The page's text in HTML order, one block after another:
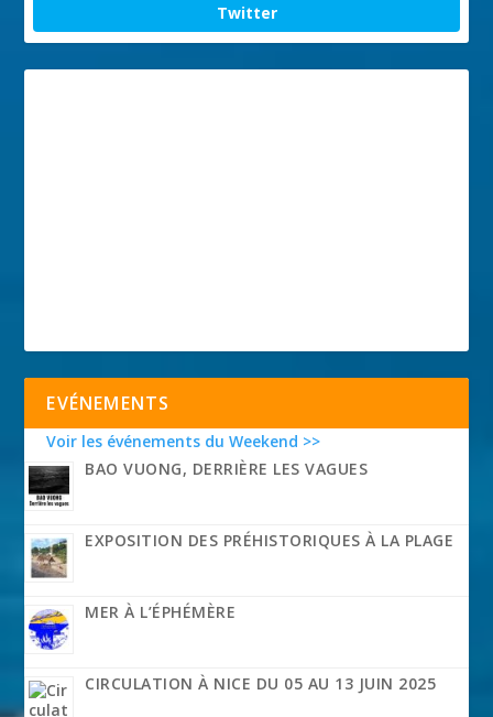
Twitter
EVÉNEMENTS
Voir les événements du Weekend >>
BAO VUONG, DERRIÈRE LES VAGUES
EXPOSITION DES PRÉHISTORIQUES À LA PLAGE
MER À L’ÉPHÉMÈRE
CIRCULATION À NICE DU 05 AU 13 JUIN 2025